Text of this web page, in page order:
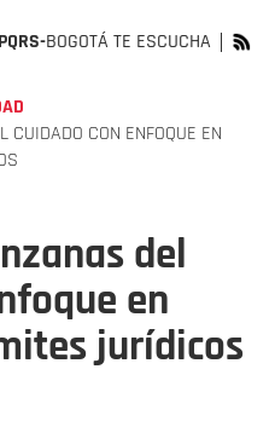
PQRS-BOGOTÁ TE ESCUCHA
CON ENFOQUE EN
del
en
jurídicos